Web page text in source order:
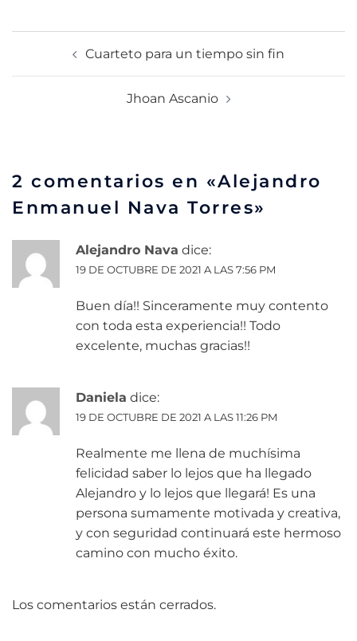
Cuarteto para un tiempo sin fin
Jhoan Ascanio
2 comentarios en «Alejandro
Enmanuel Nava Torres»
Alejandro Nava dice:
19 DE OCTUBRE DE 2021 A LAS 7:56 PM
Buen día!! Sinceramente muy contento
con toda esta experiencia!! Todo
excelente, muchas gracias!!
Daniela dice:
19 DE OCTUBRE DE 2021 A LAS 11:26 PM
Realmente me llena de muchísima
felicidad saber lo lejos que ha llegado
Alejandro y lo lejos que llegará! Es una
persona sumamente motivada y creativa,
y con seguridad continuará este hermoso
camino con mucho éxito.
Los comentarios están cerrados.